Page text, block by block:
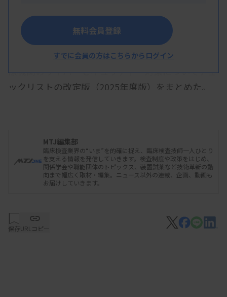
厚生労働省のワーキンググループは3月13日、医
療機関のサイバーセキュリティー対策についてチェ
ックリストの改定版（2025年度版）をまとめた。
パスワードについては、英数字や記号を混在させ
無料会員登録
すでに会員の方はこちらからログイン
MTJ編集部
臨床検査業界の“いま”を的確に捉え、臨床検査技師一人ひとり
を支える情報を発信していきます。検査制度や政策をはじめ、
関係学会や職能団体のトピックス、装置試薬など技術革新の動
向まで幅広く取材・編集。ニュース以外の連載、企画、動画も
お届けしていきます。
保存URLコピー